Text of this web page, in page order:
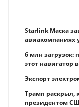
Starlink Маска
авиакомпаниях
6 млн загрузок:
этот навигатор
Экспорт
Трамп раскрыл,
президентом